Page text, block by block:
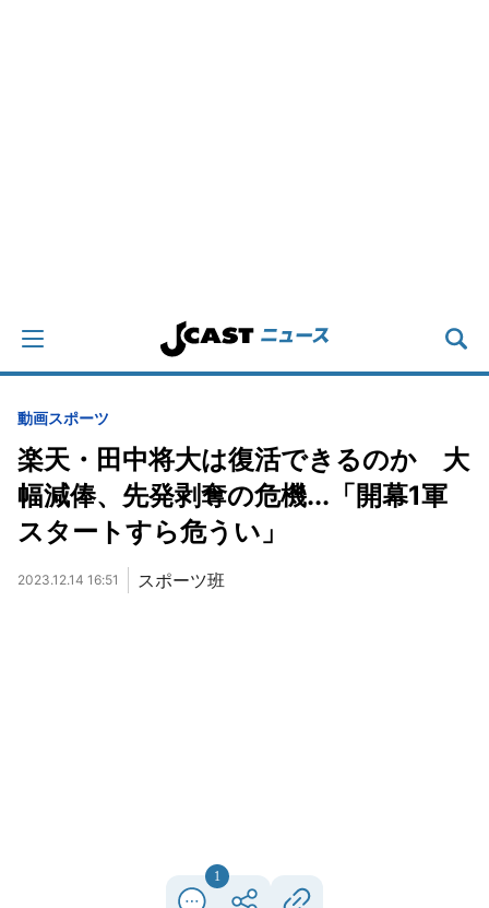
動画スポーツ
楽天・田中将大は復活できるのか 大
幅減俸、先発剥奪の危機...「開幕1軍
スタートすら危うい」
2023.12.14 16:51 スポーツ班
1